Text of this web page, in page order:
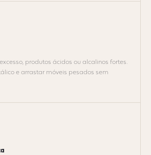
produtos ácidos ou alcalinos fortes.
e arrastar móveis pesados sem